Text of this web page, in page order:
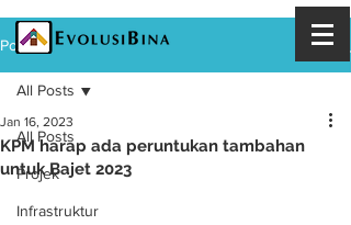
Post
All Posts
Projek
Infrastruktur
All Posts
KPM harap ada peruntukan tambahan
untuk Bajet 2023
Jan 16, 2023